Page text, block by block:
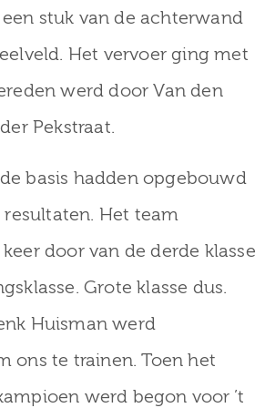
stuk van de achterwand
Het vervoer ging met
werd door Van den
Pekstraat.
basis hadden opgebouwd
Het team
door van de derde klasse
Grote klasse dus.
Huisman werd
ons te trainen. Toen het
werd begon voor ’t